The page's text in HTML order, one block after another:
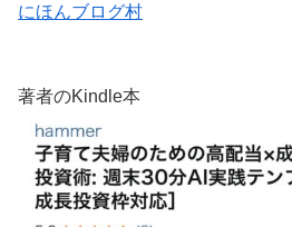
にほんブログ村
著者のKindle本